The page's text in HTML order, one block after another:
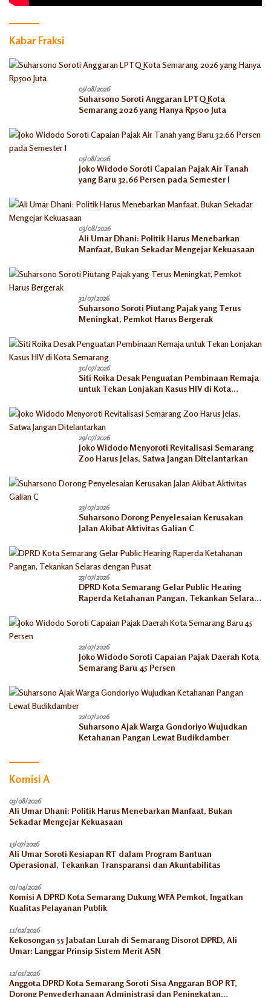
Kabar Fraksi
05/08/2026
Suharsono Soroti Anggaran LPTQ Kota
Semarang 2026 yang Hanya Rp500 Juta
05/08/2026
Joko Widodo Soroti Capaian Pajak Air Tanah
yang Baru 32,66 Persen pada Semester I
03/08/2026
Ali Umar Dhani: Politik Harus Menebarkan
Manfaat, Bukan Sekadar Mengejar Kekuasaan
31/07/2026
Suharsono Soroti Piutang Pajak yang Terus
Meningkat, Pemkot Harus Bergerak
30/07/2026
Siti Roika Desak Penguatan Pembinaan Remaja
untuk Tekan Lonjakan Kasus HIV di Kota
29/07/2026
Joko Widodo Menyoroti Revitalisasi Semarang
Zoo Harus Jelas, Satwa Jangan Ditelantarkan
23/07/2026
Suharsono Dorong Penyelesaian Kerusakan
Jalan Akibat Aktivitas Galian C
23/07/2026
DPRD Kota Semarang Gelar Public Hearing
Raperda Ketahanan Pangan, Tekankan Selaras
22/07/2026
Joko Widodo Soroti Capaian Pajak Daerah Kota
Semarang Baru 45 Persen
22/07/2026
Suharsono Ajak Warga Gondoriyo Wujudkan
Ketahanan Pangan Lewat Budikdamber
Komisi A
03/08/2026
Ali Umar Dhani: Politik Harus Menebarkan Manfaat, Bukan
Sekadar Mengejar Kekuasaan
15/07/2026
Ali Umar Soroti Kesiapan RT dalam Program Bantuan
Operasional, Tekankan Transparansi dan Akuntabilitas
01/04/2026
Komisi A DPRD Kota Semarang Dukung WFA Pemkot, Ingatkan
Kualitas Pelayanan Publik
11/02/2026
Kekosongan 55 Jabatan Lurah di Semarang Disorot DPRD, Ali
Umar: Langgar Prinsip Sistem Merit ASN
12/01/2026
Anggota DPRD Kota Semarang Soroti Sisa Anggaran BOP RT,
Dorong Penyederhanaan Administrasi dan Peningkatan